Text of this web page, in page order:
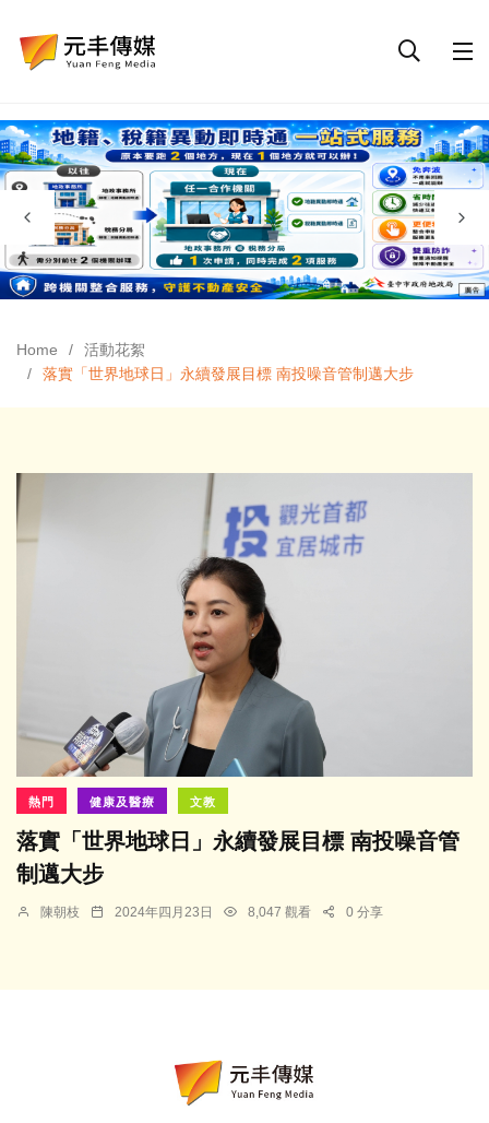
Home
活動花絮
落實「世界地球日」永續發展目標 南投噪音管制邁大步
熱門 健康及醫療 文教
落實「世界地球日」永續發展目標 南投噪音管
制邁大步
陳朝枝 2024年四月23日 8,047 觀看 0 分享